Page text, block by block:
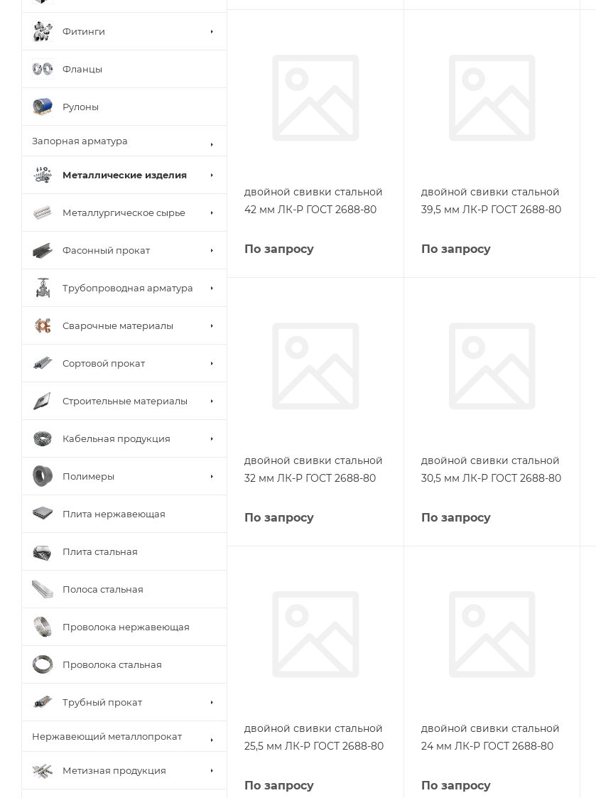
двойной свивки стальной
42 мм ЛК-Р ГОСТ 2688-80
По запросу
двойной свивки стальной
39,5 мм ЛК-Р ГОСТ 2688-80
По запросу
двойной свивки стальной
32 мм ЛК-Р ГОСТ 2688-80
По запросу
двойной свивки стальной
30,5 мм ЛК-Р ГОСТ 2688-80
По запросу
двойной свивки стальной
25,5 мм ЛК-Р ГОСТ 2688-80
По запросу
двойной свивки стальной
24 мм ЛК-Р ГОСТ 2688-80
По запросу
Фитинги
Фланцы
Рулоны
Запорная арматура
Металлические изделия
Металлургическое сырье
Фасонный прокат
Трубопроводная арматура
Сварочные материалы
Сортовой прокат
Строительные материалы
Кабельная продукция
Полимеры
Плита нержавеющая
Плита стальная
Полоса стальная
Проволока нержавеющая
Проволока стальная
Трубный прокат
Нержавеющий металлопрокат
Метизная продукция